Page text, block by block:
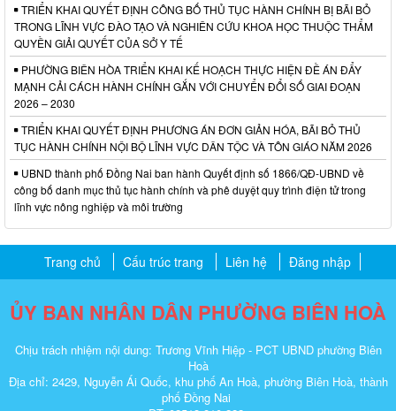
TRIỂN KHAI QUYẾT ĐỊNH CÔNG BỐ THỦ TỤC HÀNH CHÍNH BỊ BÃI BỎ
TRONG LĨNH VỰC ĐÀO TẠO VÀ NGHIÊN CỨU KHOA HỌC THUỘC THẨM
QUYỀN GIẢI QUYẾT CỦA SỞ Y TẾ
PHƯỜNG BIÊN HÒA TRIỂN KHAI KẾ HOẠCH THỰC HIỆN ĐỀ ÁN ĐẨY
MẠNH CẢI CÁCH HÀNH CHÍNH GẮN VỚI CHUYỂN ĐỔI SỐ GIAI ĐOẠN
2026 – 2030
TRIỂN KHAI QUYẾT ĐỊNH PHƯƠNG ÁN ĐƠN GIẢN HÓA, BÃI BỎ THỦ
TỤC HÀNH CHÍNH NỘI BỘ LĨNH VỰC DÂN TỘC VÀ TÔN GIÁO NĂM 2026
UBND thành phố Đồng Nai ban hành Quyết định số 1866/QĐ-UBND về
công bố danh mục thủ tục hành chính và phê duyệt quy trình điện tử trong
lĩnh vực nông nghiệp và môi trường
Trang chủ Cấu trúc trang Liên hệ Đăng nhập
ỦY BAN NHÂN DÂN PHƯỜNG BIÊN HOÀ
Chịu trách nhiệm nội dung: Trương Vĩnh Hiệp - PCT UBND phường Biên
Hoà
Địa chỉ: 2429, Nguyễn Ái Quốc, khu phố An Hoà, phường Biên Hoà, thành
phố Đồng Nai